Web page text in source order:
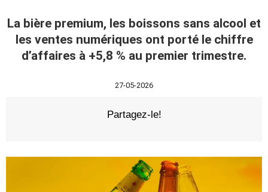
La bière premium, les boissons sans alcool et
les ventes numériques ont porté le chiffre
d’affaires à +5,8 % au premier trimestre.
27-05-2026
Partagez-le!